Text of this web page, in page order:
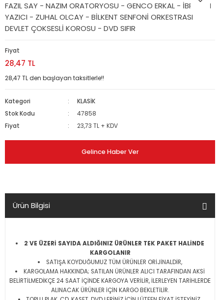
FAZIL SAY - NAZIM ORATORYOSU - GENCO ERKAL - İBRAHİM
YAZICI - ZUHAL OLCAY - BİLKENT SENFONİ ORKESTRASI
DEVLET ÇOKSESLİ KOROSU - DVD SIFIR
Fiyat
28,47 TL
28,47 TL den başlayan taksitlerle!!
Kategori
KLASİK
Stok Kodu
47858
Fiyat
23,73 TL + KDV
Gelince Haber Ver
Ürün Bilgisi
2 VE ÜZERİ SAYIDA ALDIĞINIZ ÜRÜNLER TEK PAKET HALİNDE
KARGOLANIR
SATIŞA KOYDUĞUMUZ TÜM ÜRÜNLER ORİJİNALDİR,
KARGOLAMA HAKKINDA; SATILAN ÜRÜNLER ALICI TARAFINDAN AKSİ
BELİRTİLMEDİKÇE 24 SAAT İÇİNDE KARGOYA VERİLİR, İLERLEYEN TARİHLERDE
ALINACAK ÜRÜNLER İÇİN KARGO BEKLETİLİR.